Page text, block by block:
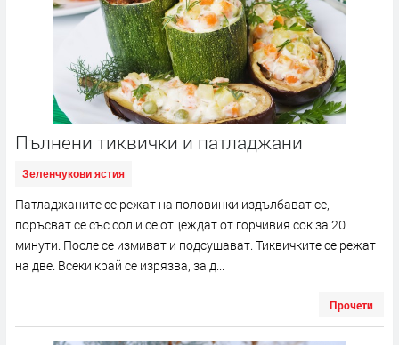
Пълнени тиквички и патладжани
Зеленчукови ястия
Патладжаните се режат на половинки издълбават се,
поръсват се със сол и се отцеждат от горчивия сок за 20
минути. После се измиват и подсушават. Тиквичките се режат
на две. Всеки край се изрязва, за д...
Прочети